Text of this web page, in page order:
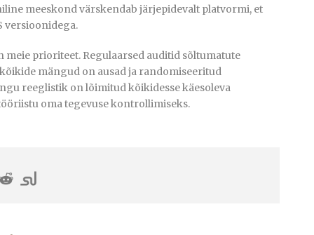
meeskond värskendab järjepidevalt platvormi, et
versioonidega.
meie prioriteet. Regulaarsed auditid sõltumatute
mängud on ausad ja randomiseeritud
reeglistik on lõimitud kõikidesse käesoleva
oma tegevuse kontrollimiseks.